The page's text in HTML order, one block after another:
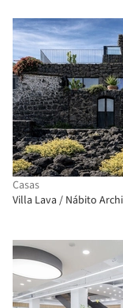
Casas
Villa Lava / Nábito